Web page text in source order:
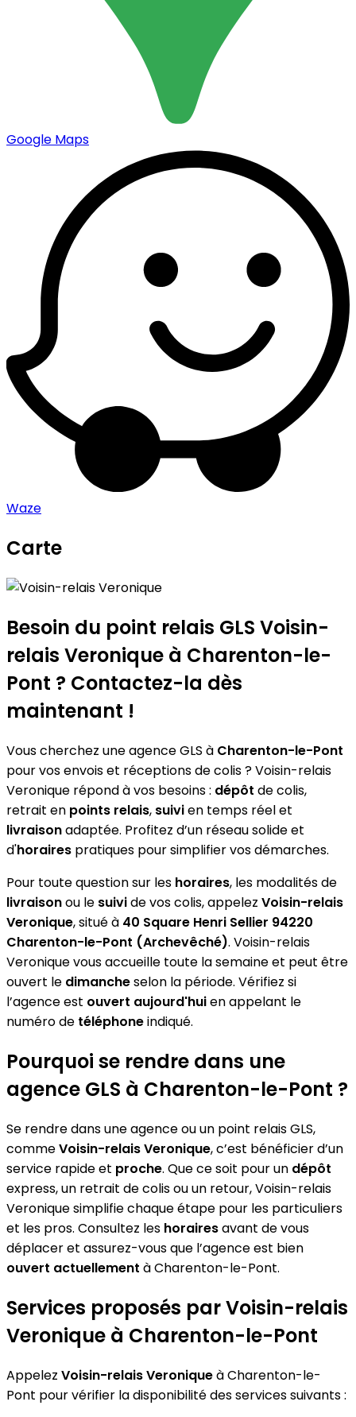
Google Maps
Waze
Carte
Voisin-relais Veronique
+
−
Besoin du point relais GLS Voisin-
relais Veronique à Charenton-le-
Pont ? Contactez-la dès
maintenant !
Vous cherchez une agence GLS à Charenton-le-Pont
pour vos envois et réceptions de colis ? Voisin-relais
Veronique répond à vos besoins : dépôt de colis,
retrait en points relais, suivien temps réel et
livraisonadaptée. Profitez d’un réseau solide et
d'horaires pratiques pour simplifier vos démarches.
Pour toute question sur les horaires, les modalités de
livraisonou le suivide vos colis, appelez Voisin-relais
Veronique, situé à 40 Square Henri Sellier 94220
Charenton-le-Pont (Archevêché). Voisin-relais
Veronique vous accueille toute la semaine et peut être
ouvert le dimancheselon la période. Vérifiez si
l’agence est ouvert aujourd'huien appelant le
numéro de téléphoneindiqué.
Pourquoi se rendre dans une
agence GLS à Charenton-le-Pont ?
Se rendre dans une agence ou un point relais GLS,
commeVoisin-relais Veronique, c’est bénéficier d’un
service rapide et proche. Que ce soit pour un dépôt
express, un retrait de colis ou un retour, Voisin-relais
Veronique simplifie chaque étape pour les particuliers
et les pros. Consultez les horairesavant de vous
déplacer et assurez-vous que l’agence est bien
ouvert actuellement à Charenton-le-Pont.
Services proposés par Voisin-relais
Veronique à Charenton-le-Pont
Appelez Voisin-relais Veroniqueà Charenton-le-
Pont pour vérifier la disponibilité des services suivants :